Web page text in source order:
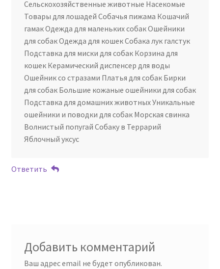
Сельскохозяйственные животные Насекомые
Товары для лошадей Собачья пижама Кошачий
гамак Одежда для маленьких собак Ошейники
для собак Одежда для кошек Собака лук галстук
Подставка для миски для собак Корзина для
кошек Керамический диспенсер для воды
Ошейник со стразами Платья для собак Бирки
для собак Большие кожаные ошейники для собак
Подставка для домашних животных Уникальные
ошейники и поводки для собак Морская свинка
Волнистый попугай Собаку в Террарий
Яблочный уксус
Ответить
Добавить комментарий
Ваш адрес email не будет опубликован.